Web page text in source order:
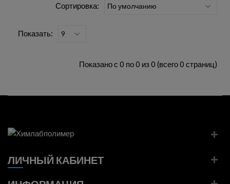
Сортировка:
Показать:
Показано с 0 по 0 из 0 (всего 0 страниц)
ЛИЧНЫЙ КАБИНЕТ